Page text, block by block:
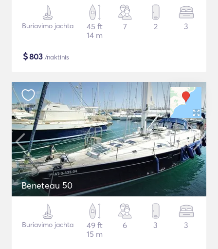
Buriavimo jachta
45 ft
14 m
7 2 3
$803 /naktinis
Beneteau 50
Buriavimo jachta
49 ft
15 m
6 3 3